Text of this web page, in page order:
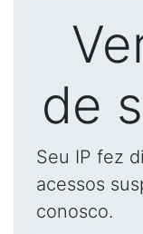
de
Seu IP fez
acessos
conosco.